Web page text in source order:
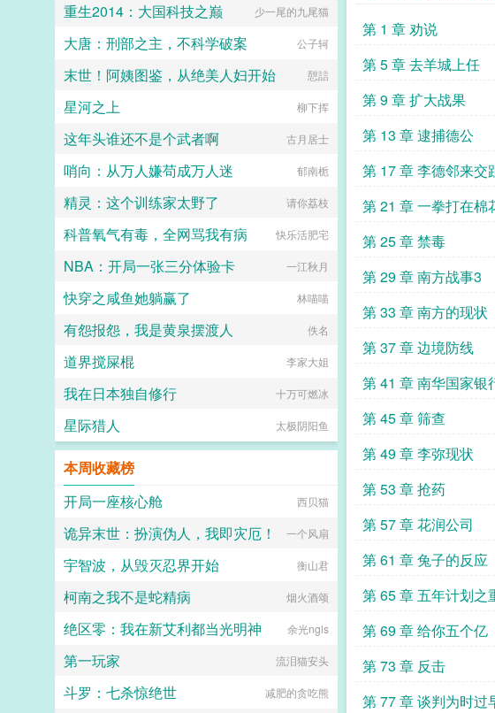
第 1 章 劝说
第 5 章 去羊城上任
第 9 章 扩大战果
第 13 章 逮捕德公
第 17 章 李德邻来交
第 21 章 一拳打在棉
第 25 章 禁毒
第 29 章 南方战事3
第 33 章 南方的现状
第 37 章 边境防线
第 41 章 南华国家银
第 45 章 筛查
第 49 章 李弥现状
第 53 章 抢药
第 57 章 花润公司
第 61 章 兔子的反应
第 65 章 五年计划之
第 69 章 给你五个亿
第 73 章 反击
第 77 章 谈判为时过
重生2014：大国科技之巅 少一尾的九尾猫
大唐：刑部之主，不科学破案 公子轲
末世！阿姨图鉴，从绝美人妇开始 憇誩
星河之上 柳下挥
这年头谁还不是个武者啊 古月居士
哨向：从万人嫌苟成万人迷 郁南栀
精灵：这个训练家太野了 请你荔枝
科普氧气有毒，全网骂我有病 快乐活肥宅
NBA：开局一张三分体验卡 一江秋月
快穿之咸鱼她躺赢了 林喵喵
有怨报怨，我是黄泉摆渡人 佚名
道界搅屎棍 李家大姐
我在日本独自修行 十万可燃冰
星际猎人 太极阴阳鱼
本周收藏榜
开局一座核心舱
西贝猫
诡异末世：扮演伪人，我即灾厄！ 一个风扇
宇智波，从毁灭忍界开始 衡山君
柯南之我不是蛇精病 烟火酒颂
绝区零：我在新艾利都当光明神 余光ngls
第一玩家 流泪猫安头
斗罗：七杀惊绝世 减肥的贪吃熊